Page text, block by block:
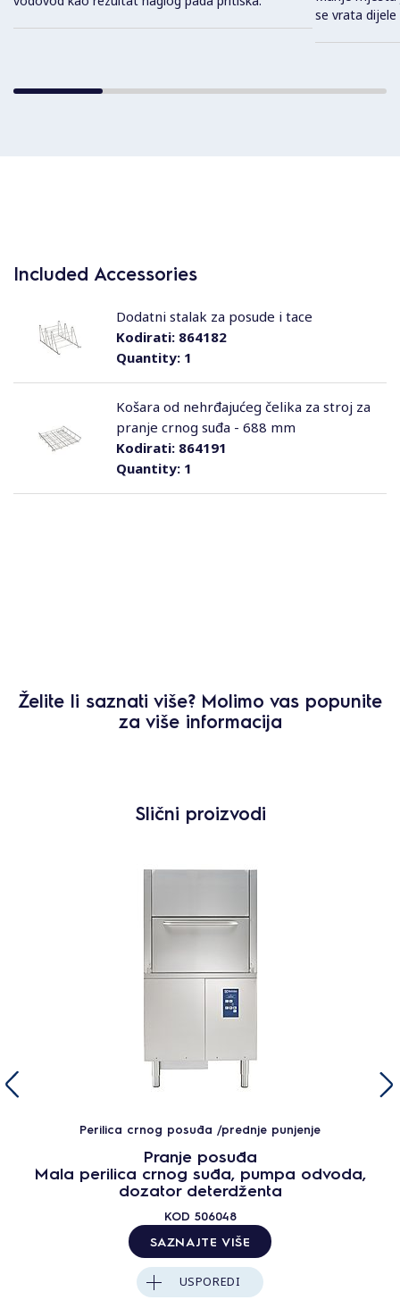
se vrata dijele
Included Accessories
Quantity:1
Kodirati:864182
Dodatni stalak za posude i tace
Quantity:1
Kodirati:864191
Košara od nehrđajućeg čelika za stroj za
pranje crnog suđa - 688 mm
Želite li saznati više? Molimo vas popunite
za više informacija
Slični proizvodi
Perilica crnog posuđa /prednje punjenje
Pranje posuđa
Mala perilica crnog suđa, pumpa odvoda,
dozator deterdženta
KOD 506048
SAZNAJTE VIŠE
USPOREDI